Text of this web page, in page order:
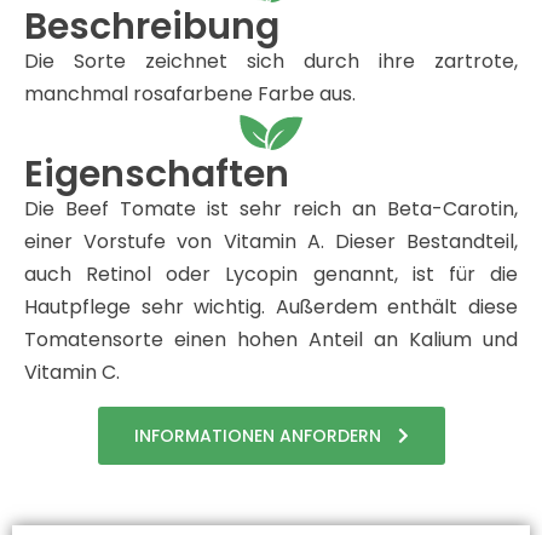
Beschreibung
Die Sorte zeichnet sich durch ihre zartrote,
manchmal rosafarbene Farbe aus.
Eigenschaften
Die Beef Tomate ist sehr reich an Beta-Carotin,
einer Vorstufe von Vitamin A. Dieser Bestandteil,
auch Retinol oder Lycopin genannt, ist für die
Hautpflege sehr wichtig. Außerdem enthält diese
Tomatensorte einen hohen Anteil an Kalium und
Vitamin C.
INFORMATIONEN ANFORDERN